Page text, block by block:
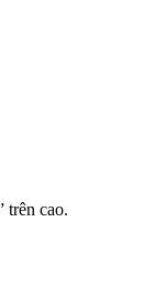
trên cao.